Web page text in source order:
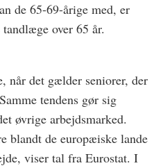
de 65-69-årige med, er
over 65 år.
når det gælder seniorer, der
tendens gør sig
øvrige arbejdsmarked.
blandt de europæiske lande
viser tal fra Eurostat. I